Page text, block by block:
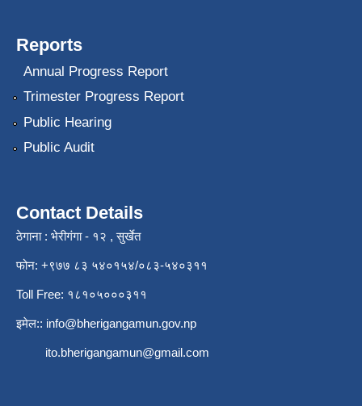
Reports
Annual Progress Report
Trimester Progress Report
Public Hearing
Public Audit
Contact Details
ठेगाना : भेरीगंगा - १२ , सुर्खेत
फोन: +९७७ ८३ ५४०१५४/०८३-५४०३११
Toll Free: १८१०५०००३११
इमेल:: info@bherigangamun.gov.np
ito.bherigangamun@gmail.com